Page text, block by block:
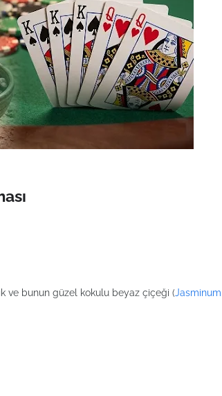
ve bunun güzel kokulu beyaz çiçeği (Jasminum